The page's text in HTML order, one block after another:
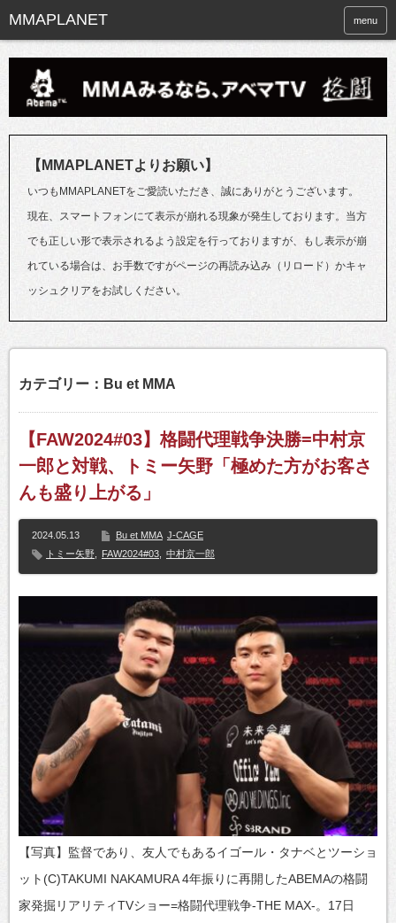
menu
【MMAPLANETよりお願い】
いつもMMAPLANETをご愛読いただき、誠にありがとうございます。
現在、スマートフォンにて表示が崩れる現象が発生しております。当方
でも正しい形で表示されるよう設定を行っておりますが、もし表示が崩
れている場合は、お手数ですがページの再読み込み（リロード）かキャ
ッシュクリアをお試しください。
カテゴリー：Bu et MMA
【FAW2024#03】格闘代理戦争決勝=中村京
一郎と対戦、トミー矢野「極めた方がお客さ
んも盛り上がる」
2024.05.13 Bu et MMA J-CAGE
トミー矢野
FAW2024#03 中村京一郎
【写真】監督であり、友人でもあるイゴール・タナベとツーショ
ット(C)TAKUMI NAKAMURA 4年振りに再開したABEMAの格闘
家発掘リアリティTVショー=格闘代理戦争-THE MAX-。17日